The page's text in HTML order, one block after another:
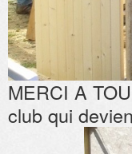
MERCI A
club qui